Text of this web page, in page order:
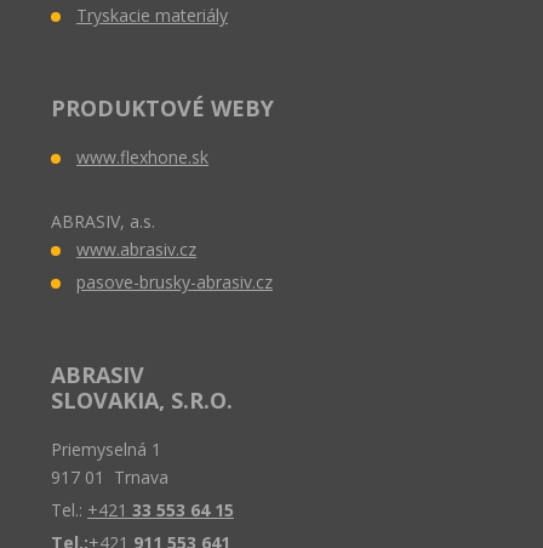
Tryskacie materiály
PRODUKTOVÉ WEBY
www.flexhone.sk
ABRASIV, a.s.
www.abrasiv.cz
pasove-brusky-abrasiv.cz
ABRASIV
SLOVAKIA, S.R.O.
Priemyselná 1
917 01 Trnava
Tel.: +421 33 553 64 15
Tel.:+421 911 553 641